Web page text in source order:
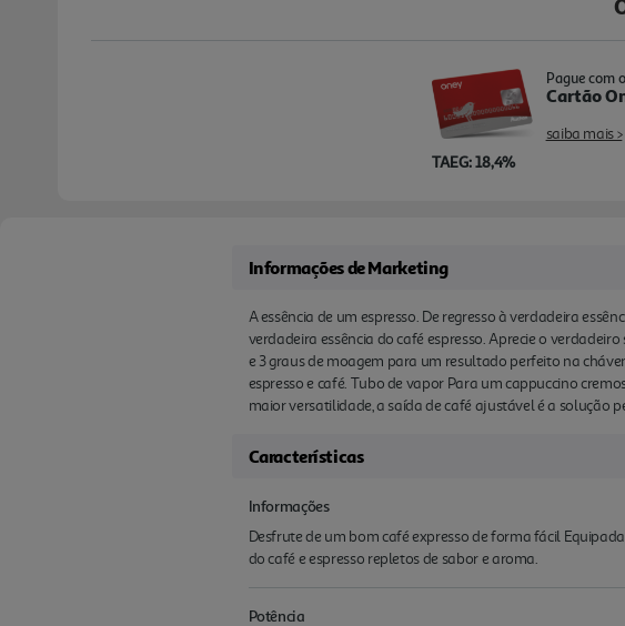
TAEG: 18,4%
Pague com
Cartão
saiba mais >
Informações de Marketing
A essência de um espresso. De regresso à verdadeira
verdadeira essência do café espresso. Aprecie o
e 3 graus de moagem para um resultado perfeito na
espresso e café. Tubo de vapor Para um cappuccino
maior versatilidade, a saída de café ajustável é a solução
Características
Informações
Desfrute de um bom café expresso de forma fácil
do café e espresso repletos de sabor e aroma.
Potência